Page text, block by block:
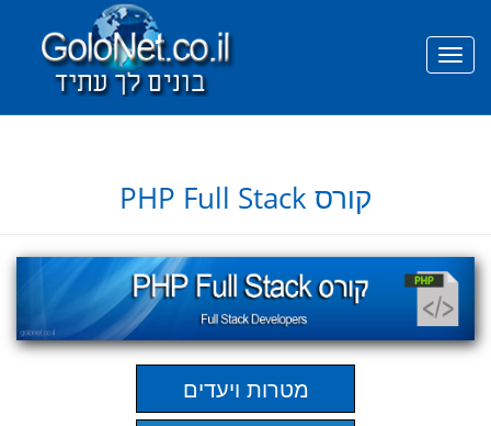
PHP Full Stack קורס
מטרות ויעדים